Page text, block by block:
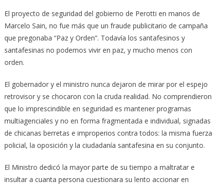
El proyecto de seguridad del gobierno de Perotti en manos de
Marcelo Sain, no fue más que un fraude publicitario de campaña
que pregonaba “Paz y Orden”. Todavía los santafesinos y
santafesinas no podemos vivir en paz, y mucho menos con
orden.
El gobernador y el ministro nunca dejaron de mirar por el espejo
retrovisor y se chocaron con la cruda realidad. No comprendieron
que lo imprescindible en seguridad es mantener programas
multiagenciales y no en forma fragmentada e individual, signadas
de chicanas berretas e improperios contra todos: la misma fuerza
policial, la oposición y la ciudadanía santafesina en su conjunto.
El Ministro dedicó la mayor parte de su tiempo a maltratar e
insultar a cuanta persona cuestionara su lento accionar en